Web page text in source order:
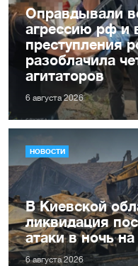
Оправдывали
агрессию рф и
преступления
разоблачила
агитаторов
6 августа 2026
НОВОСТИ
В Киевской
ликвидация
атаки в ночь на
6 августа 2026